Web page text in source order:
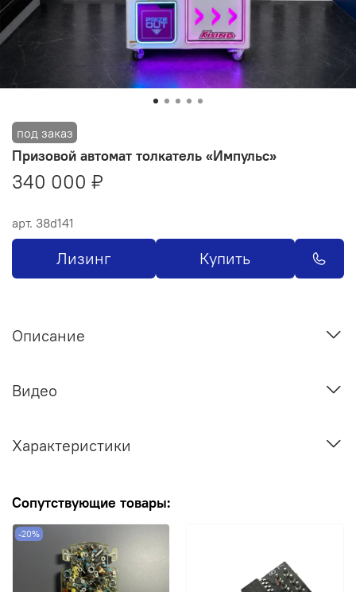
арт. 38d141
Призовой автомат толкатель «Импульс»
340 000 ₽
Лизинг Купить
Описание
Видео
Характеристики
Сопутствующие товары:
-20%